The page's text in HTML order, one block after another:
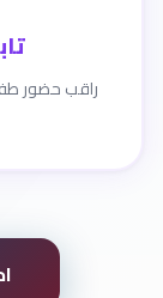
راقب حضور